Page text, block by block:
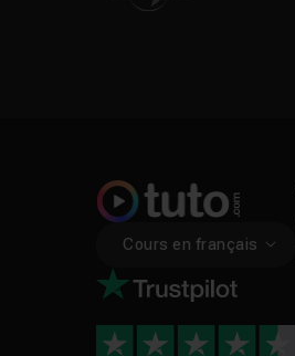
Cours en français